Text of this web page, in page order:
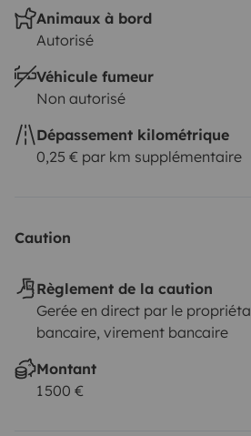
Animaux à bord
Autorisé
Véhicule fumeur
Non autorisé
Dépassement kilométrique
0,25 € par km supplémentaire
Caution
Règlement de la caution
Gerée en direct par le
bancaire, virement bancaire
Montant
1 500 €